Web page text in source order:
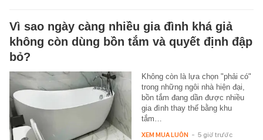
Vì sao ngày càng nhiều gia đình khá giả
không còn dùng bồn tắm và quyết định đập
bỏ?
Không còn là lựa chọn "phải có"
trong những ngôi nhà hiện đại,
bồn tắm đang dần được nhiều
gia đình thay thế bằng khu
tắm…
XEM MUA LUÔN - 5 giờ trước